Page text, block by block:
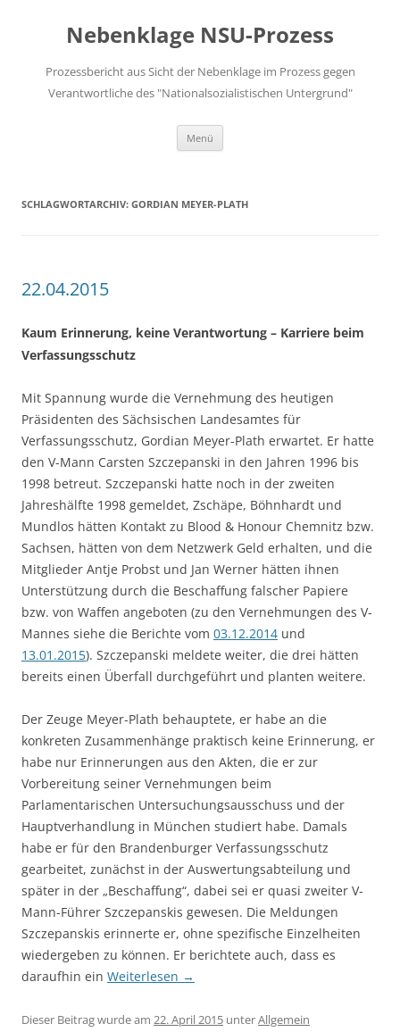
springenNebenklage NSU-Prozess
Prozessbericht aus Sicht der Nebenklage im Prozess gegen
Verantwortliche des "Nationalsozialistischen Untergrund"
Menü
SCHLAGWORTARCHIV: GORDIAN MEYER-PLATH
22.04.2015
Kaum Erinnerung, keine Verantwortung – Karriere beim
Verfassungsschutz
Mit Spannung wurde die Vernehmung des heutigen
Präsidenten des Sächsischen Landesamtes für
Verfassungsschutz, Gordian Meyer-Plath erwartet. Er hatte
den V-Mann Carsten Szczepanski in den Jahren 1996 bis
1998 betreut. Szczepanski hatte noch in der zweiten
Jahreshälfte 1998 gemeldet, Zschäpe, Böhnhardt und
Mundlos hätten Kontakt zu Blood & Honour Chemnitz bzw.
Sachsen, hätten von dem Netzwerk Geld erhalten, und die
Mitglieder Antje Probst und Jan Werner hätten ihnen
Unterstützung durch die Beschaffung falscher Papiere
bzw. von Waffen angeboten (zu den Vernehmungen des V-
Mannes siehe die Berichte vom 03.12.2014 und
13.01.2015). Szczepanski meldete weiter, die drei hätten
bereits einen Überfall durchgeführt und planten weitere.
Der Zeuge Meyer-Plath behauptete, er habe an die
konkreten Zusammenhänge praktisch keine Erinnerung, er
habe nur Erinnerungen aus den Akten, die er zur
Vorbereitung seiner Vernehmungen beim
Parlamentarischen Untersuchungsausschuss und der
Hauptverhandlung in München studiert habe. Damals
habe er für den Brandenburger Verfassungsschutz
gearbeitet, zunächst in der Auswertungsabteilung und
später in der „Beschaffung“, dabei sei er quasi zweiter V-
Mann-Führer Szczepanskis gewesen. Die Meldungen
Szczepanskis erinnerte er, ohne spezifische Einzelheiten
wiedergeben zu können. Er berichtete auch, dass es
daraufhin ein Weiterlesen →
Dieser Beitrag wurde am 22. April 2015 unterAllgemein